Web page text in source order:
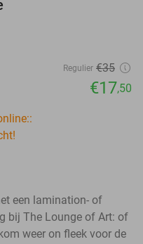
Regulier €35
€17,50
een lamination- of
bij The Lounge of Art: of
weer on fleek voor de